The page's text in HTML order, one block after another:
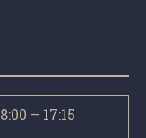
8:00 – 17:15